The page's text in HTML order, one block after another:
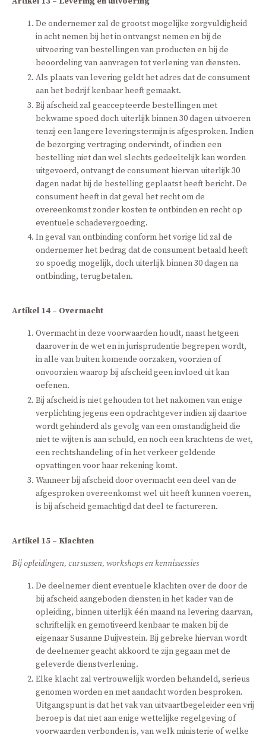
De ondernemer zal de grootst mogelijke zorgvuldigheid
in acht nemen bij het in ontvangst nemen en bij de
uitvoering van bestellingen van producten en bij de
beoordeling van aanvragen tot verlening van diensten.
Als plaats van levering geldt het adres dat de consument
aan het bedrijf kenbaar heeft gemaakt.
Bij afscheid zal geaccepteerde bestellingen met
bekwame spoed doch uiterlijk binnen 30 dagen uitvoeren
tenzij een langere leveringstermijn is afgesproken. Indien
de bezorging vertraging ondervindt, of indien een
bestelling niet dan wel slechts gedeeltelijk kan worden
uitgevoerd, ontvangt de consument hiervan uiterlijk 30
dagen nadat hij de bestelling geplaatst heeft bericht. De
consument heeft in dat geval het recht om de
overeenkomst zonder kosten te ontbinden en recht op
eventuele schadevergoeding.
In geval van ontbinding conform het vorige lid zal de
ondernemer het bedrag dat de consument betaald heeft
zo spoedig mogelijk, doch uiterlijk binnen 30 dagen na
ontbinding, terugbetalen.
Artikel 14 – Overmacht
Overmacht in deze voorwaarden houdt, naast hetgeen
daarover in de wet en in jurisprudentie begrepen wordt,
in alle van buiten komende oorzaken, voorzien of
onvoorzien waarop bij afscheid geen invloed uit kan
oefenen.
Bij afscheid is niet gehouden tot het nakomen van enige
verplichting jegens een opdrachtgever indien zij daartoe
wordt gehinderd als gevolg van een omstandigheid die
niet te wijten is aan schuld, en noch een krachtens de wet,
een rechtshandeling of in het verkeer geldende
opvattingen voor haar rekening komt.
Wanneer bij afscheid door overmacht een deel van de
afgesproken overeenkomst wel uit heeft kunnen voeren,
is bij afscheid gemachtigd dat deel te factureren.
Artikel 15 – Klachten
Bij opleidingen, cursussen, workshops en kennissessies
De deelnemer dient eventuele klachten over de door de
bij afscheid aangeboden diensten in het kader van de
opleiding, binnen uiterlijk één maand na levering daarvan,
schriftelijk en gemotiveerd kenbaar te maken bij de
eigenaar Susanne Duijvestein. Bij gebreke hiervan wordt
de deelnemer geacht akkoord te zijn gegaan met de
geleverde dienstverlening.
Elke klacht zal vertrouwelijk worden behandeld, serieus
genomen worden en met aandacht worden besproken.
Uitgangspunt is dat het vak van uitvaartbegeleider een vrij
beroep is dat niet aan enige wettelijke regelgeving of
voorwaarden verbonden is, van welk ministerie of welke